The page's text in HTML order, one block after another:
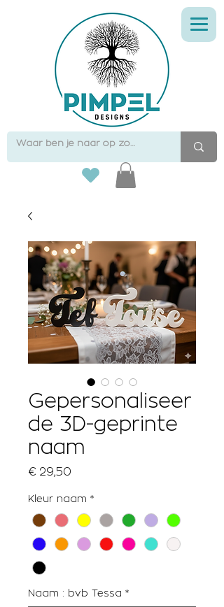
Gepersonaliseer
de 3D-geprinte
naam
€ 29,50
Kleur naam *
Naam : bvb Tessa *